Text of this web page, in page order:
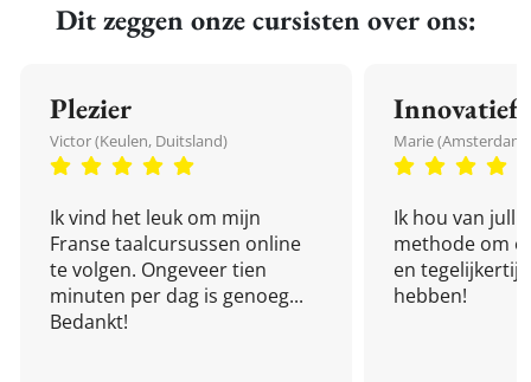
Dit zeggen onze cursisten over ons:
Plezier
Victor (Keulen, Duitsland)
Ik vind het leuk om mijn
Franse taalcursussen online
te volgen. Ongeveer tien
minuten per dag is genoeg...
Bedankt!
Innovatief
Marie
Ik hou van
methode om
en
hebben!